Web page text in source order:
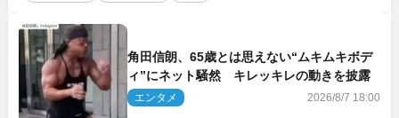
角田信朗、65歳とは思えない“ムキムキボデ
ィ”にネット騒然 キレッキレの動きを披露
エンタメ 2026/8/7 18:00